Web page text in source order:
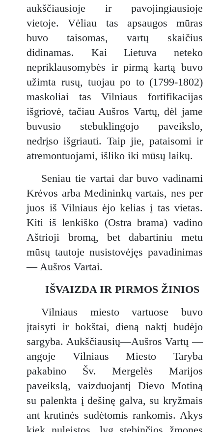
aukščiausioje ir pavojingiausioje
vietoje. Vėliau tas apsaugos mūras
buvo taisomas, vartų skaičius
didinamas. Kai Lietuva neteko
nepriklausomybės ir pirmą kartą buvo
užimta rusų, tuojau po to (1799-1802)
maskoliai tas Vilniaus fortifikacijas
išgriovė, tačiau Aušros Vartų, dėl jame
buvusio stebuklingojo paveikslo,
nedrįso išgriauti. Taip jie, pataisomi ir
atremontuojami, išliko iki mūsų laikų.
Seniau tie vartai dar buvo vadinami
Krėvos arba Medininkų vartais, nes per
juos iš Vilniaus ėjo kelias į tas vietas.
Kiti iš lenkiško (Ostra brama) vadino
Aštrioji bromą, bet dabartiniu metu
mūsų tautoje nusistovėjęs pavadinimas
— Aušros Vartai.
IŠVAIZDA IR PIRMOS ŽINIOS
Vilniaus miesto vartuose buvo
įtaisyti ir bokštai, dieną naktį budėjo
sargyba. Aukščiausių—Aušros Vartų —
angoje Vilniaus Miesto Taryba
pakabino Šv. Mergelės Marijos
paveikslą, vaizduojantį Dievo Motiną
su palenkta į dešinę galva, su kryžmais
ant krutinės sudėtomis rankomis. Akys